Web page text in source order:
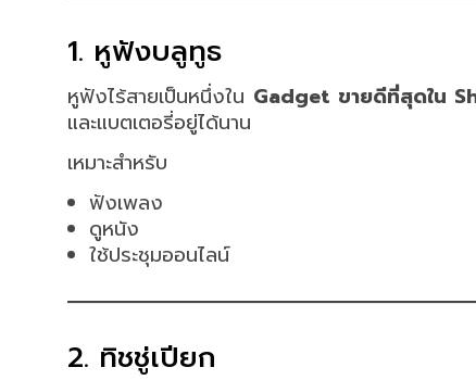
1. หูฟังบลูทูธ
หูฟังไร้สายเป็นหนึ่งใน Gadget ขายดีที่สุดใน
และแบตเตอรี่อยู่ได้นาน
เหมาะสำหรับ
ฟังเพลง
ดูหนัง
ใช้ประชุมออนไลน์
2. ทิชชู่เปียก